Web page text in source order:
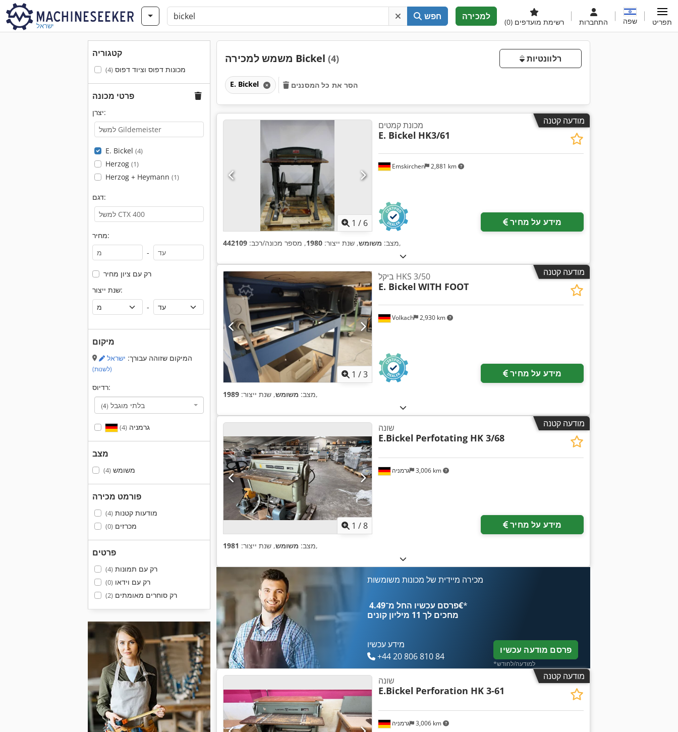
ישראל
חפש למכירה
רשימת מועדפים (0) התחברות שפה תפריט
קטגוריה
מכונות דפוס וציוד דפוס(4)
פרטי מכונה
יצרן:
E. Bickel (4)
Herzog (1)
Herzog + Heymann (1)
דגם:
מחיר:
-
רק עם ציון מחיר
שנת ייצור:
-
מיקום
המיקום שזוהה עבורך: ישראל
(לשנות)
רדיוס:
בלתי מוגבל (4)
גרמניה(4)
מצב
משומש(4)
פורמט מכירה
מודעות קטנות(4)
מכרזים(0)
פרטים
רק עם תמונות(4)
רק עם וידאו(0)
רק סוחרים מאומתים(2)
משמש למכירה Bickel (4) רלוונטיות
E. Bickel הסר את כל המסננים
מודעה קטנה
1 / 6
Emskirchen 2,881 km
מכונת קמטים
E. Bickel HK3/61
מידע על מחיר
מצב: משומש, שנת ייצור: 1980, מספר מכונה/רכב: 442109 ,
מודעה קטנה
1 /3
Volkach 2,930 km
ביקל HKS 3/50
E. Bickel WITH FOOT
מידע על מחיר
מצב: משומש, שנת ייצור: 1989 ,
מודעה קטנה
1 /8
גרמניה 3,006 km
שונה
E.Bickel Perfotating HK 3/68
מידע על מחיר
מצב: משומש, שנת ייצור: 1981 ,
מכירה מיידית של מכונות משומשות
פרסם עכשיו החל מ־‏4.49 ‏€*
מחכים לך 11 מיליון קונים
מידע עכשיו
+44 20 806 810 84
פרסם מודעה עכשיו
*למודעה/לחודש
מודעה קטנה
גרמניה 3,006 km
שונה
E.Bickel Perforation HK 3-61